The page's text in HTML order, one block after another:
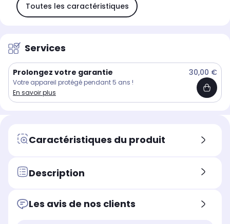
Toutes les caractéristiques
Services
Prolongez votre garantie 30,00 €
Votre appareil protégé pendant 5 ans !
En savoir plus
Caractéristiques du produit
Description
Les avis de nos clients